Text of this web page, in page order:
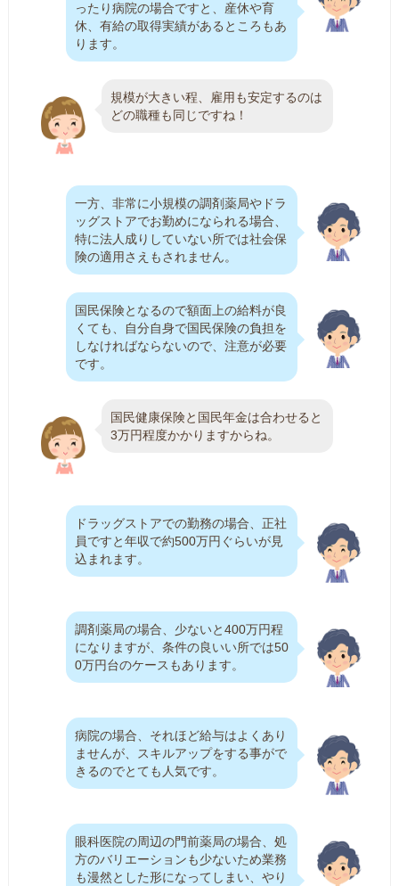
ったり病院の場合ですと、産休や育
休、有給の取得実績があるところもあ
ります。
規模が大きい程、雇用も安定するのは
どの職種も同じですね！
一方、非常に小規模の調剤薬局やドラ
ッグストアでお勤めになられる場合、
特に法人成りしていない所では社会保
険の適用さえもされません。
国民保険となるので額面上の給料が良
くても、自分自身で国民保険の負担を
しなければならないので、注意が必要
です。
国民健康保険と国民年金は合わせると
3万円程度かかりますからね。
ドラッグストアでの勤務の場合、正社
員ですと年収で約500万円ぐらいが見
込まれます。
調剤薬局の場合、少ないと400万円程
になりますが、条件の良いい所では50
0万円台のケースもあります。
病院の場合、それほど給与はよくあり
ませんが、スキルアップをする事がで
きるのでとても人気です。
眼科医院の周辺の門前薬局の場合、処
方のバリエーションも少ないため業務
も漫然とした形になってしまい、やり